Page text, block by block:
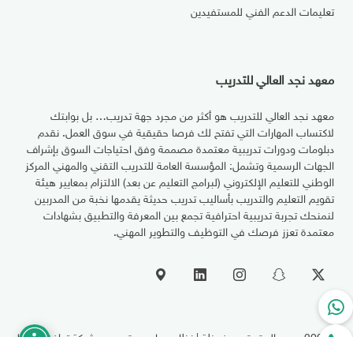
تعليمات الدعم الفني للمستفيدين
معهد نجد العالي للتدريب
معهد نجد العالي للتدريب هو أكثر من مجرد جهة تدريب… بل بوابتك
لاكتساب المهارات التي تفتح لك فرصا حقيقية في سوق العمل. نقدم
دبلومات ودورات تدريبية معتمدة مصممة وفق احتياجات السوق بإشراف
الجهات الرسمية وتشمل: المؤسسة العامة للتدريب التقني والمهني المركز
الوطني للتعليم الإلكتروني (لبرامج التعليم عن بعد) الالتزام بمعايير هيئة
تقويم التعليم والتدريب بأساليب تدريب حديثة يقدمها نخبة من المدربين
لنمنحك تجربة تدريبية احترافية تجمع بين المعرفة والتطبيق بشهادات
معتمدة تعزز فرصك في التوظيف والتطوير المهني.